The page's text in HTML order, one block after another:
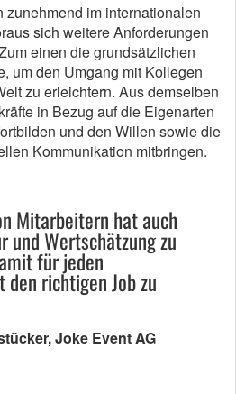
zunehmend im internationalen
sich weitere Anforderungen
einen die grundsätzlichen
um den Umgang mit Kollegen
zu erleichtern. Aus demselben
in Bezug auf die Eigenarten
und den Willen sowie die
Kommunikation mitbringen.
Mitarbeitern hat auch
und Wertschätzung zu
für jeden
den richtigen Job zu
Joke Event AG